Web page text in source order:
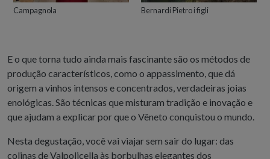
Campagnola Bernardi Pietro i figli
E o que torna tudo ainda mais fascinante são os métodos de
produção característicos, como o appassimento, que dá
origem a vinhos intensos e concentrados, verdadeiras joias
enológicas. São técnicas que misturam tradição e inovação e
que ajudam a explicar por que o Vêneto conquistou o mundo.
Nesta degustação, você vai viajar sem sair do lugar: das
colinas de Valpolicella às borbulhas elegantes dos